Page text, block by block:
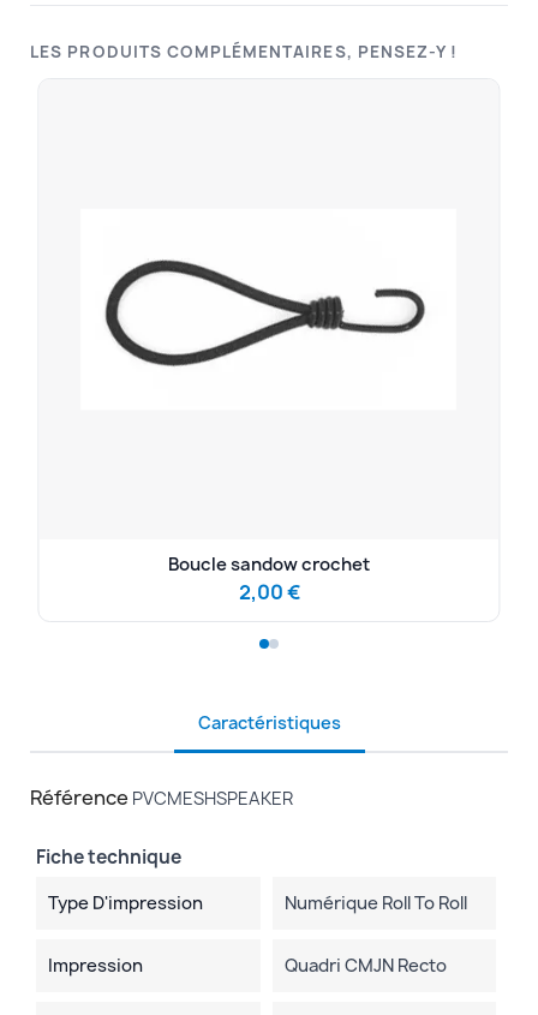
LES PRODUITS COMPLÉMENTAIRES, PENSEZ-Y !
Caractéristiques
Référence PVCMESHSPEAKER
Fiche technique
Type D'impression Numérique Roll To Roll
Impression Quadri CMJN Recto